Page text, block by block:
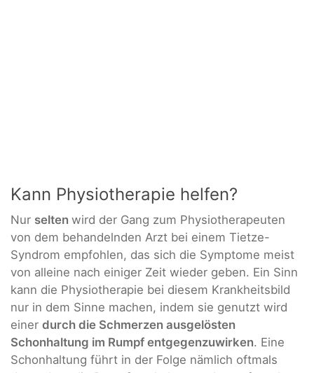
Kann Physiotherapie helfen?
Nur selten wird der Gang zum Physiotherapeuten
von dem behandelnden Arzt bei einem Tietze-
Syndrom empfohlen, das sich die Symptome meist
von alleine nach einiger Zeit wieder geben. Ein Sinn
kann die Physiotherapie bei diesem Krankheitsbild
nur in dem Sinne machen, indem sie genutzt wird
einer durch die Schmerzen ausgelösten
Schonhaltung im Rumpf entgegenzuwirken. Eine
Schonhaltung führt in der Folge nämlich oftmals